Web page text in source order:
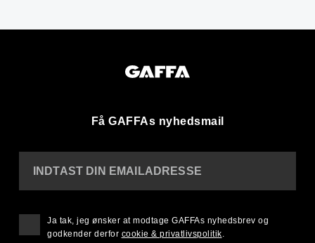
Få GAFFAs nyhedsmail
INDTAST DIN EMAILADRESSE
Ja tak, jeg ønsker at modtage GAFFAs nyhedsbrev og
godkender derfor cookie & privatlivspolitik.